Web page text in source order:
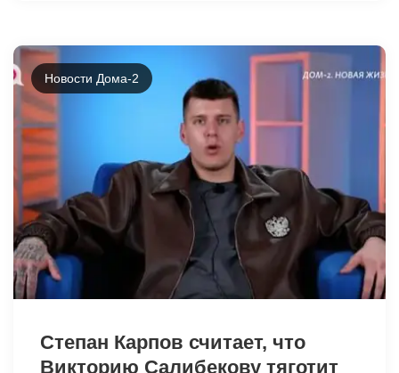
Новости Дома-2
Степан Карпов считает, что
Викторию Салибекову тяготит